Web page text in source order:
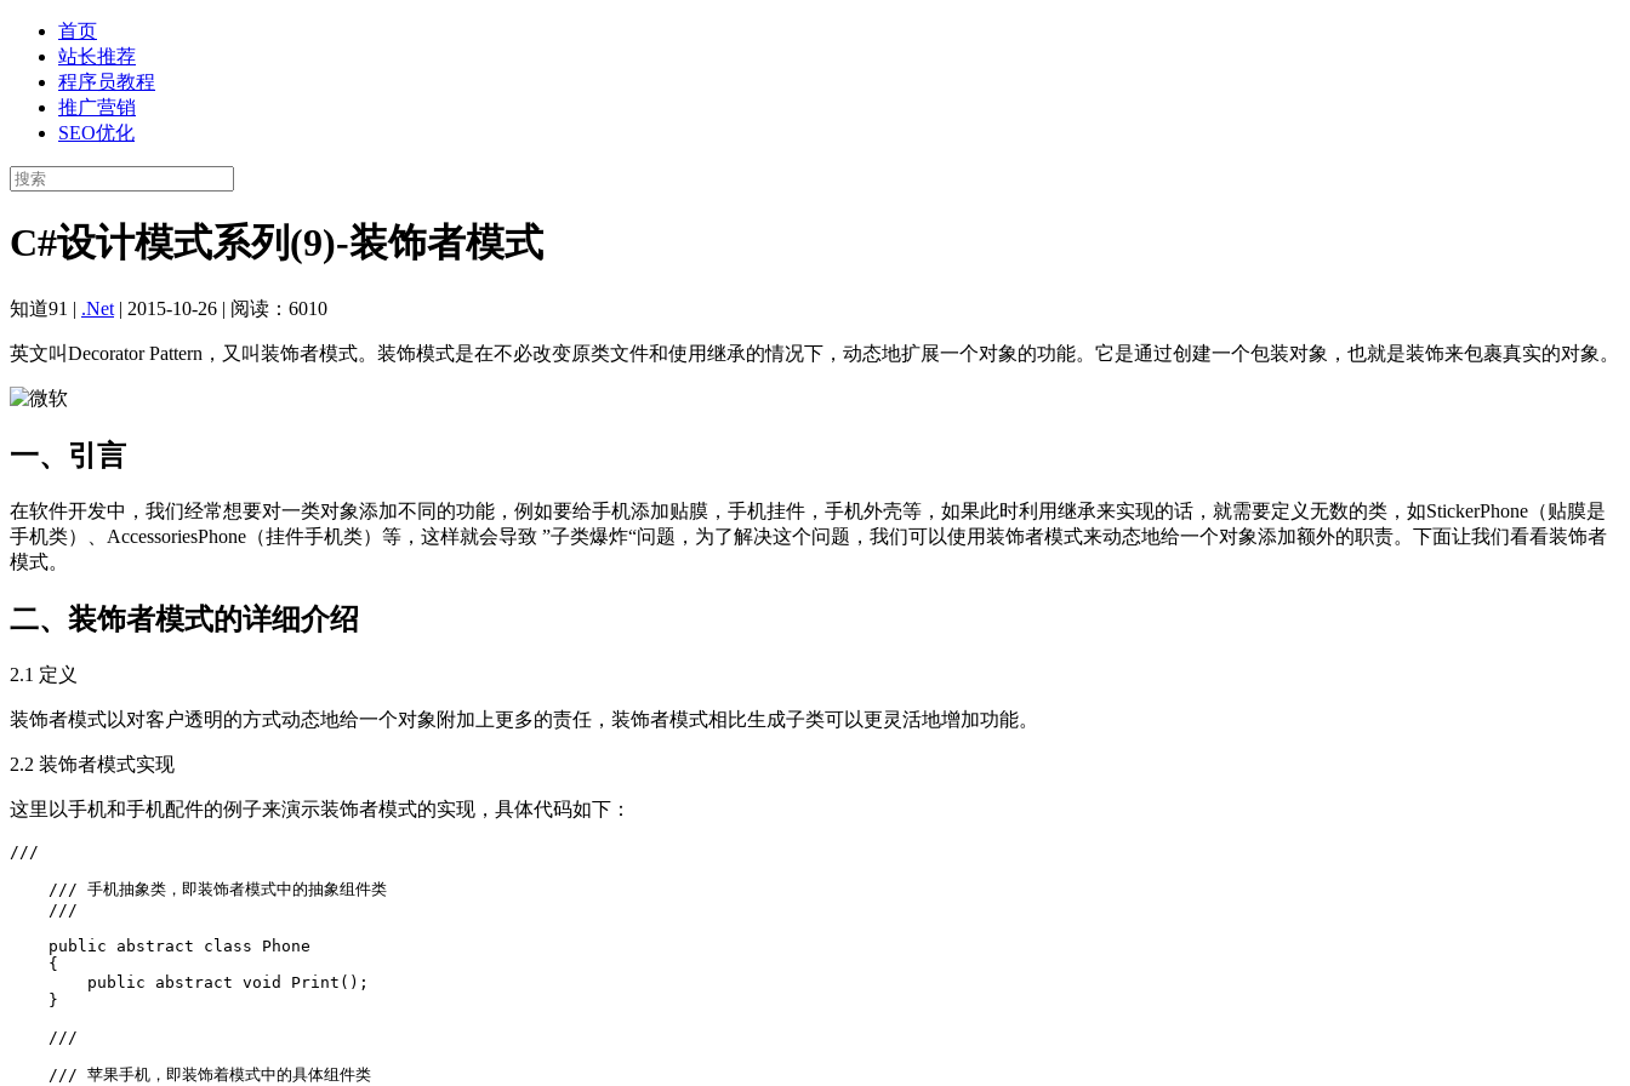
首页
站长推荐
程序员教程
推广营销
SEO优化
C#设计模式系列(9)-装饰者模式
知道91 | .Net | 2015-10-26 | 阅读：6010
英文叫Decorator Pattern，又叫装饰者模式。装饰模式是在不必改变原类文件和使用继承的情况下，动态地扩展一个对象的功能。它是通过创建一个包装对象，也就是装饰来包裹真实的对象。
一、引言
在软件开发中，我们经常想要对一类对象添加不同的功能，例如要给手机添加贴膜，手机挂件，手机外壳等，如果此时利用继承来实现的话，就需要定义无数的类，如StickerPhone（贴膜是
手机类）、AccessoriesPhone（挂件手机类）等，这样就会导致 ”子类爆炸“问题，为了解决这个问题，我们可以使用装饰者模式来动态地给一个对象添加额外的职责。下面让我们看看装饰者
模式。
二、装饰者模式的详细介绍
2.1 定义
装饰者模式以对客户透明的方式动态地给一个对象附加上更多的责任，装饰者模式相比生成子类可以更灵活地增加功能。
2.2 装饰者模式实现
这里以手机和手机配件的例子来演示装饰者模式的实现，具体代码如下：
///
    /// 手机抽象类，即装饰者模式中的抽象组件类
    ///
    public abstract class Phone
    {
        public abstract void Print();
    }
    ///
    /// 苹果手机，即装饰着模式中的具体组件类